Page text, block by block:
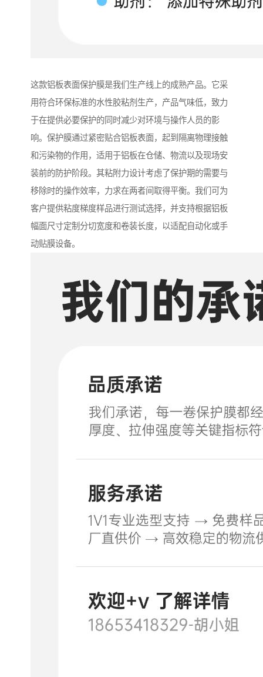
这款铝板表面保护膜是我们生产线上的成熟产品。它采
用符合环保标准的水性胶粘剂生产，产品气味低，致力
于在提供必要保护的同时减少对环境与操作人员的影
响。保护膜通过紧密贴合铝板表面，起到隔离物理接触
和污染物的作用，适用于铝板在仓储、物流以及现场安
装前的防护阶段。其粘附力设计考虑了保护期的需要与
移除时的操作效率，力求在两者间取得平衡。我们可为
客户提供粘度梯度样品进行测试选择，并支持根据铝板
幅面尺寸定制分切宽度和卷装长度，以适配自动化或手
动贴膜设备。